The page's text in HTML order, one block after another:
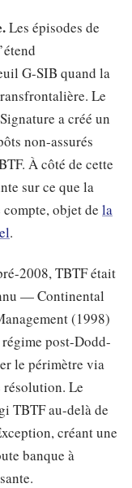
Les épisodes de
G-SIB quand la
Le
a créé un
non-assurés
À côté de cette
sur ce que la
objet de la
.
2008, TBTF était
— Continental
(1998)
post-Dodd-
le périmètre via
résolution. Le
TBTF au-delà de
créant une
banque à